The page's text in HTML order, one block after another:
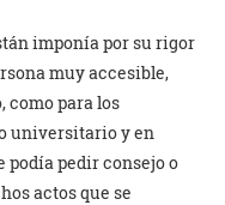
imponía por su rigor
muy accesible,
como para los
universitario y en
podía pedir consejo o
actos que se